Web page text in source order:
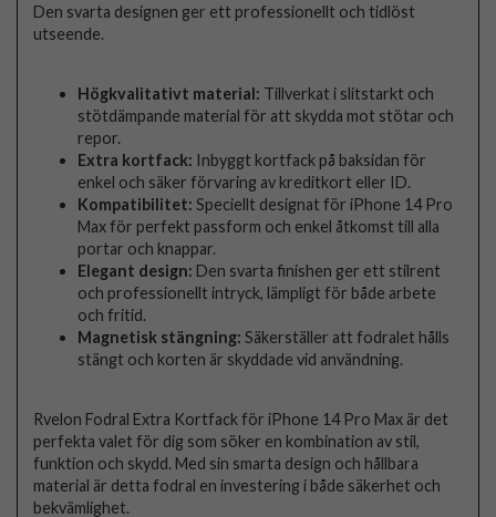
Den svarta designen ger ett professionellt och tidlöst
utseende.
Högkvalitativt material: Tillverkat i slitstarkt och
stötdämpande material för att skydda mot stötar och
repor.
Extra kortfack: Inbyggt kortfack på baksidan för
enkel och säker förvaring av kreditkort eller ID.
Kompatibilitet: Speciellt designat för iPhone 14 Pro
Max för perfekt passform och enkel åtkomst till alla
portar och knappar.
Elegant design: Den svarta finishen ger ett stilrent
och professionellt intryck, lämpligt för både arbete
och fritid.
Magnetisk stängning: Säkerställer att fodralet hålls
stängt och korten är skyddade vid användning.
Rvelon Fodral Extra Kortfack för iPhone 14 Pro Max är det
perfekta valet för dig som söker en kombination av stil,
funktion och skydd. Med sin smarta design och hållbara
material är detta fodral en investering i både säkerhet och
bekvämlighet.